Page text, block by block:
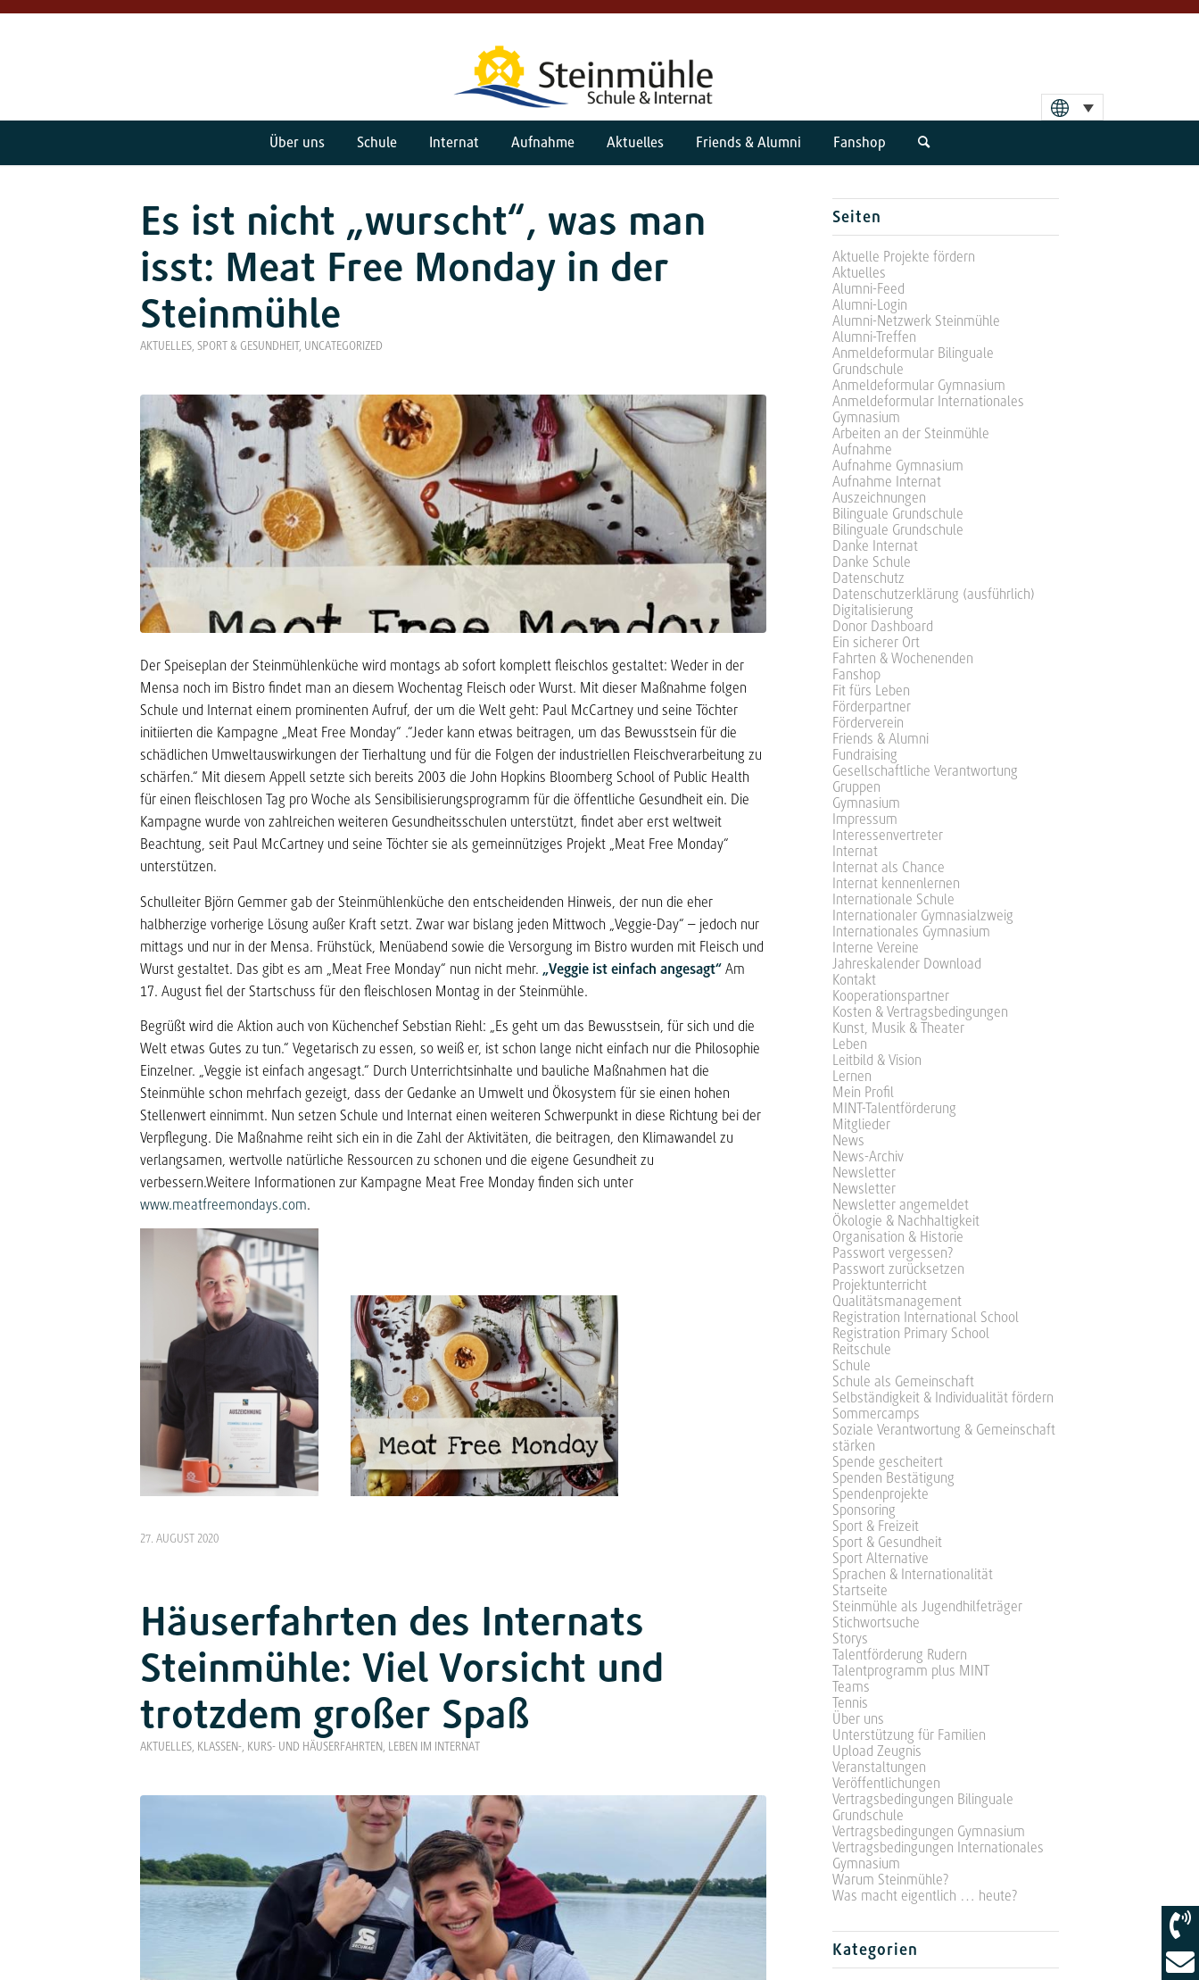
Über uns Schule Internat Aufnahme Aktuelles Friends & Alumni Fanshop
Es ist nicht „wurscht“, was man
isst: Meat Free Monday in der
Steinmühle
AKTUELLES, SPORT & GESUNDHEIT, UNCATEGORIZED
Der Speiseplan der Steinmühlenküche wird montags ab sofort komplett fleischlos gestaltet: Weder in der
Mensa noch im Bistro findet man an diesem Wochentag Fleisch oder Wurst. Mit dieser Maßnahme folgen
Schule und Internat einem prominenten Aufruf, der um die Welt geht: Paul McCartney und seine Töchter
initiierten die Kampagne „Meat Free Monday“ .“Jeder kann etwas beitragen, um das Bewusstsein für die
schädlichen Umweltauswirkungen der Tierhaltung und für die Folgen der industriellen Fleischverarbeitung zu
schärfen.“ Mit diesem Appell setzte sich bereits 2003 die John Hopkins Bloomberg School of Public Health
für einen fleischlosen Tag pro Woche als Sensibilisierungsprogramm für die öffentliche Gesundheit ein. Die
Kampagne wurde von zahlreichen weiteren Gesundheitsschulen unterstützt, findet aber erst weltweit
Beachtung, seit Paul McCartney und seine Töchter sie als gemeinnütziges Projekt „Meat Free Monday“
unterstützen.
Schulleiter Björn Gemmer gab der Steinmühlenküche den entscheidenden Hinweis, der nun die eher
halbherzige vorherige Lösung außer Kraft setzt. Zwar war bislang jeden Mittwoch „Veggie-Day“ – jedoch nur
mittags und nur in der Mensa. Frühstück, Menüabend sowie die Versorgung im Bistro wurden mit Fleisch und
Wurst gestaltet. Das gibt es am „Meat Free Monday“ nun nicht mehr. „Veggie ist einfach angesagt“ Am
17. August fiel der Startschuss für den fleischlosen Montag in der Steinmühle.
Begrüßt wird die Aktion auch von Küchenchef Sebstian Riehl: „Es geht um das Bewusstsein, für sich und die
Welt etwas Gutes zu tun.“ Vegetarisch zu essen, so weiß er, ist schon lange nicht einfach nur die Philosophie
Einzelner. „Veggie ist einfach angesagt.“ Durch Unterrichtsinhalte und bauliche Maßnahmen hat die
Steinmühle schon mehrfach gezeigt, dass der Gedanke an Umwelt und Ökosystem für sie einen hohen
Stellenwert einnimmt. Nun setzen Schule und Internat einen weiteren Schwerpunkt in diese Richtung bei der
Verpflegung. Die Maßnahme reiht sich ein in die Zahl der Aktivitäten, die beitragen, den Klimawandel zu
verlangsamen, wertvolle natürliche Ressourcen zu schonen und die eigene Gesundheit zu
verbessern.Weitere Informationen zur Kampagne Meat Free Monday finden sich unter
www.meatfreemondays.com.
27. AUGUST 2020
Häuserfahrten des Internats
Steinmühle: Viel Vorsicht und
trotzdem großer Spaß
AKTUELLES KLASSEN-, KURS- UND HÄUSERFAHRTEN LEBEN IM INTERNAT
Seiten
Aktuelle Projekte fördern
Aktuelles
Alumni-Feed
Alumni-Login
Alumni-Netzwerk Steinmühle
Alumni-Treffen
Anmeldeformular Bilinguale
Grundschule
Anmeldeformular Gymnasium
Anmeldeformular Internationales
Gymnasium
Arbeiten an der Steinmühle
Aufnahme
Aufnahme Gymnasium
Aufnahme Internat
Auszeichnungen
Bilinguale Grundschule
Bilinguale Grundschule
Danke Internat
Danke Schule
Datenschutz
Datenschutzerklärung (ausführlich)
Digitalisierung
Donor Dashboard
Ein sicherer Ort
Fahrten & Wochenenden
Fanshop
Fit fürs Leben
Förderpartner
Förderverein
Friends & Alumni
Fundraising
Gesellschaftliche Verantwortung
Gruppen
Gymnasium
Impressum
Interessenvertreter
Internat
Internat als Chance
Internat kennenlernen
Internationale Schule
Internationaler Gymnasialzweig
Internationales Gymnasium
Interne Vereine
Jahreskalender Download
Kontakt
Kooperationspartner
Kosten & Vertragsbedingungen
Kunst, Musik & Theater
Leben
Leitbild & Vision
Lernen
Mein Profil
MINT-Talentförderung
Mitglieder
News
News-Archiv
Newsletter
Newsletter
Newsletter angemeldet
Ökologie & Nachhaltigkeit
Organisation & Historie
Passwort vergessen?
Passwort zurücksetzen
Projektunterricht
Qualitätsmanagement
Registration International School
Registration Primary School
Reitschule
Schule
Schule als Gemeinschaft
Selbständigkeit & Individualität fördern
Sommercamps
Soziale Verantwortung & Gemeinschaft
stärken
Spende gescheitert
Spenden Bestätigung
Spendenprojekte
Sponsoring
Sport & Freizeit
Sport & Gesundheit
Sport Alternative
Sprachen & Internationalität
Startseite
Steinmühle als Jugendhilfeträger
Stichwortsuche
Storys
Talentförderung Rudern
Talentprogramm plus MINT
Teams
Tennis
Über uns
Unterstützung für Familien
Upload Zeugnis
Veranstaltungen
Veröffentlichungen
Vertragsbedingungen Bilinguale
Grundschule
Vertragsbedingungen Gymnasium
Vertragsbedingungen Internationales
Gymnasium
Warum Steinmühle?
Was macht eigentlich … heute?
Kategorien